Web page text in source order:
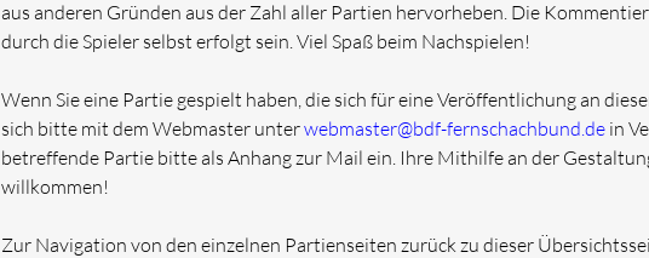
aus anderen Gründen aus der Zahl aller Partien hervorheben. Die
durch die Spieler selbst erfolgt sein. Viel Spaß beim Nachspielen!
Wenn Sie eine Partie gespielt haben, die sich für eine Veröffentlichung an
sich bitte mit dem Webmaster unterwebmaster@bdf-fernschachbund.dein
betreffende Partie bitte als Anhang zur Mail ein. Ihre Mithilfe an der
willkommen!
Zur Navigation von den einzelnen Partienseiten zurück zu dieser